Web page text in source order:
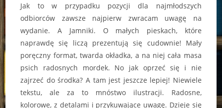
Jak to w przypadku pozycji dla najmłodszych
odbiorców zawsze najpierw zwracam uwagę na
wydanie. A Jamniki. O małych pieskach, które
naprawdę się liczą prezentują się cudownie! Mały
poręczny format, twarda okładka, a na niej cała masa
psich radosnych mordek. No jak oprzeć się i nie
zajrzeć do środka? A tam jest jeszcze lepiej! Niewiele
tekstu, ale za to mnóstwo ilustracji. Radosne,
kolorowe, z detalami i przykuwające uwagę. Dzieje się